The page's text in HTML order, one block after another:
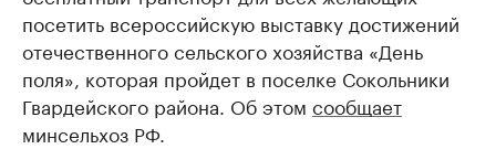
посетить всероссийскую выставку достижений
отечественного сельского хозяйства «День
поля», которая пройдет в поселке Сокольники
Гвардейского района. Об этом сообщает
минсельхоз РФ.